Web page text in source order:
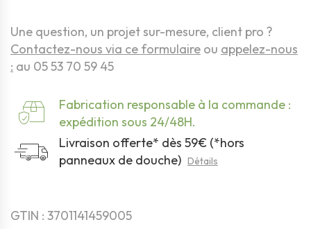
Une question, un projet sur-mesure, client pro ?
Contactez-nous via ce formulaire ou appelez-nous
: au 05 53 70 59 45
Fabrication responsable à la commande :
expédition sous 24/48H.
Livraison offerte* dès 59€ (*hors
panneaux de douche) Détails
GTIN : 3701141459005